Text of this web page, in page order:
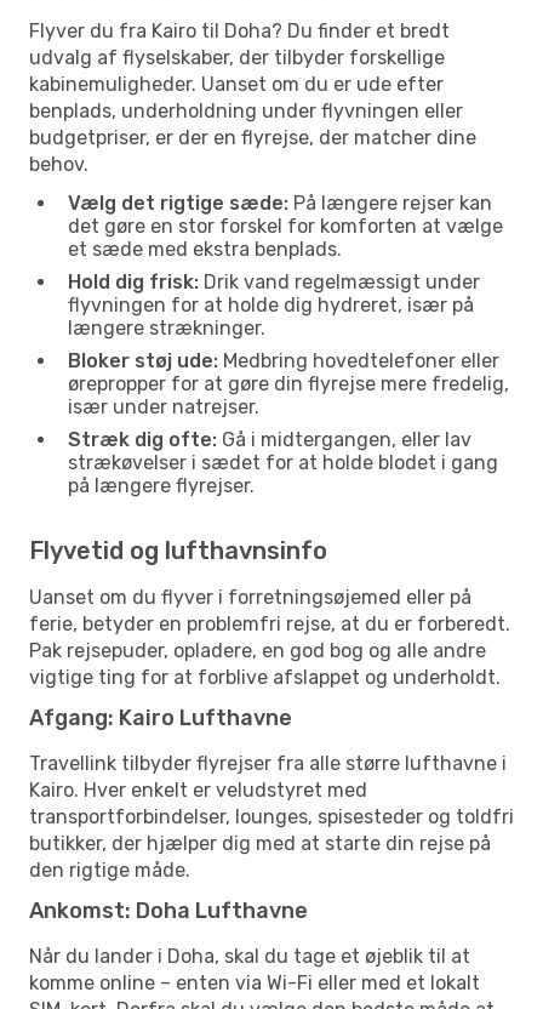
Flyver du fra Kairo til Doha? Du finder et bredt
udvalg af flyselskaber, der tilbyder forskellige
kabinemuligheder. Uanset om du er ude efter
benplads, underholdning under flyvningen eller
budgetpriser, er der en flyrejse, der matcher dine
behov.
Vælg det rigtige sæde: På længere rejser kan
det gøre en stor forskel for komforten at vælge
et sæde med ekstra benplads.
Hold dig frisk: Drik vand regelmæssigt under
flyvningen for at holde dig hydreret, især på
længere strækninger.
Bloker støj ude: Medbring hovedtelefoner eller
ørepropper for at gøre din flyrejse mere fredelig,
især under natrejser.
Stræk dig ofte: Gå i midtergangen, eller lav
strækøvelser i sædet for at holde blodet i gang
på længere flyrejser.
Flyvetid og lufthavnsinfo
Uanset om du flyver i forretningsøjemed eller på
ferie, betyder en problemfri rejse, at du er forberedt.
Pak rejsepuder, opladere, en god bog og alle andre
vigtige ting for at forblive afslappet og underholdt.
Afgang: Kairo Lufthavne
Travellink tilbyder flyrejser fra alle større lufthavne i
Kairo. Hver enkelt er veludstyret med
transportforbindelser, lounges, spisesteder og toldfri
butikker, der hjælper dig med at starte din rejse på
den rigtige måde.
Ankomst: Doha Lufthavne
Når du lander i Doha, skal du tage et øjeblik til at
komme online – enten via Wi-Fi eller med et lokalt